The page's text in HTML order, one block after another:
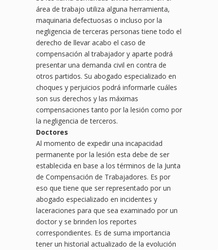
área de trabajo utiliza alguna herramienta,
maquinaria defectuosas o incluso por la
negligencia de terceras personas tiene todo el
derecho de llevar acabo el caso de
compensación al trabajador y aparte podrá
presentar una demanda civil en contra de
otros partidos. Su abogado especializado en
choques y perjuicios podrá informarle cuáles
son sus derechos y las máximas
compensaciones tanto por la lesión como por
la negligencia de terceros.
Doctores
Al momento de expedir una incapacidad
permanente por la lesión esta debe de ser
establecida en base a los términos de la Junta
de Compensación de Trabajadores. Es por
eso que tiene que ser representado por un
abogado especializado en incidentes y
laceraciones para que sea examinado por un
doctor y se brinden los reportes
correspondientes. Es de suma importancia
tener un historial actualizado de la evolución